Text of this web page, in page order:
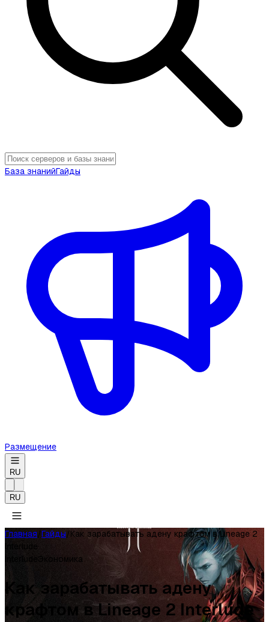
База знанийГайды
Размещение
RU
RU
Главная/Гайды/Как зарабатывать адену крафтом в Lineage 2
Interlude
Interlude Экономика
Как зарабатывать адену
крафтом в Lineage 2 Interlude